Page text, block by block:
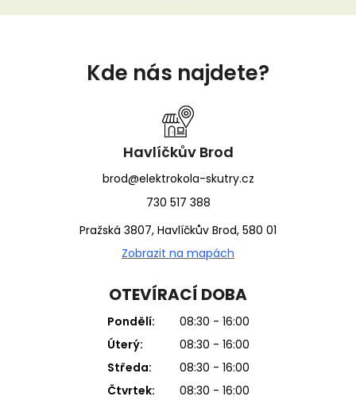
Kde nás najdete?
Havlíčkův Brod
brod@elektrokola-skutry.cz
730 517 388
Pražská 3807, Havlíčkův Brod, 580 01
Zobrazit na mapách
OTEVÍRACÍ DOBA
Pondělí:
08:30 - 16:00
Úterý:
08:30 - 16:00
Středa:
08:30 - 16:00
Čtvrtek:
08:30 - 16:00